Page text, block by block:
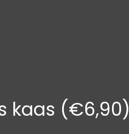
kaas (€6,90)